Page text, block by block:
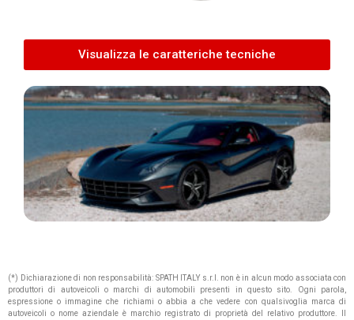
Visualizza le caratteriche tecniche
(*) Dichiarazione di non responsabilità: SPATH ITALY s.r.l. non è in alcun modo associata con
produttori di autoveicoli o marchi di automobili presenti in questo sito. Ogni parola,
espressione o immagine che richiami o abbia a che vedere con qualsivoglia marca di
autoveicoli o nome aziendale è marchio registrato di proprietà del relativo produttore. Il